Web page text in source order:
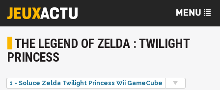
THE LEGEND OF ZELDA : TWILIGHT
PRINCESS
1 - Soluce Zelda Twilight Princess Wii GameCube